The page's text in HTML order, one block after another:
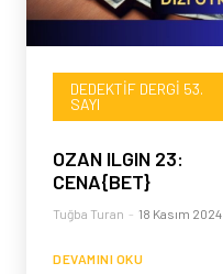
DEDEKTIF DERGI 53.
SAYI
OZAN ILGIN 23:
CENA{BET}
Tuğba Turan - 18 Kasım 2024
DEVAMINI OKU